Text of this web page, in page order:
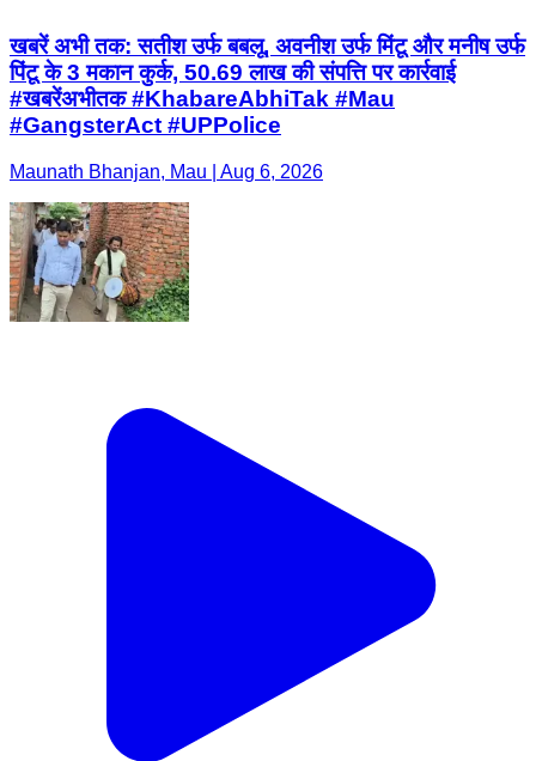
खबरें अभी तक: सतीश उर्फ बबलू, अवनीश उर्फ मिंटू और मनीष उर्फ
पिंटू के 3 मकान कुर्क, 50.69 लाख की संपत्ति पर कार्रवाई
#खबरेंअभीतक #KhabareAbhiTak #Mau
#GangsterAct #UPPolice
Maunath Bhanjan, Mau | Aug 6, 2026